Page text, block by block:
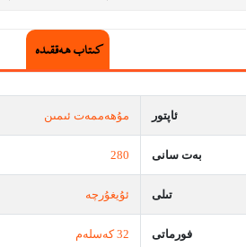
كىتاب ھەققىدە
ئاپتور مۇھەممەت ئىمىن
بەت سانى 280
تىلى ئۇيغۇرچە
فورماتى 32 كەسلەم